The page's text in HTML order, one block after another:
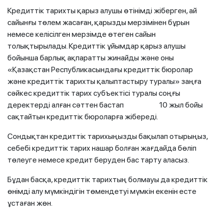
Кредиттік тарихты қарыз алушы өтінімді жіберген, ай
сайынғы төлем жасаған, қарызды мерзімінен бұрын
немесе келісілген мерзімде өтеген сайын
толықтырылады. Кредиттік ұйымдар қарыз алушы
бойынша барлық ақпаратты жинайды және оны
«Қазақстан Республикасындағы кредиттік бюролар
және кредиттік тарихты қалыптастыру туралы» заңға
сәйкес кредиттік тарих субъектісі туралы соңғы
деректерді алған сәттен бастап 10 жыл бойы
сақтайтын кредиттік бюроларға жібереді.
Сондықтан кредиттік тарихыңызды бақылап отырыңыз,
себебі кредиттік тарих нашар болған жағдайда бөліп
төлеуге немесе кредит беруден бас тарту аласыз.
Бұдан басқа, кредиттік тарихтың болмауы да кредиттік
өнімді алу мүмкіндігін төмендетуі мүмкін екенін есте
ұстаған жөн.